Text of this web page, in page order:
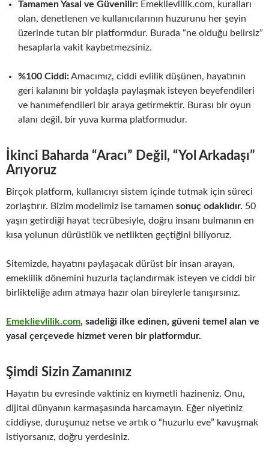
Tamamen Yasal ve Güvenilir: Emeklievlilik.com, kuralları
olan, denetlenen ve kullanıcılarının huzurunu her şeyin
üzerinde tutan bir platformdur. Burada “ne olduğu belirsiz”
hesaplarla vakit kaybetmezsiniz.
%100 Ciddi:Amacımız, ciddi evlilik düşünen, hayatının
geri kalanını bir yoldaşla paylaşmak isteyen beyefendileri
ve hanımefendileri bir araya getirmektir. Burası bir oyun
alanı değil, bir yuva kurma platformudur.
İkinci Baharda “Aracı” Değil, “Yol Arkadaşı”
Arıyoruz
Birçok platform, kullanıcıyı sistem içinde tutmak için süreci
zorlaştırır. Bizim modelimiz ise tamamen sonuç odaklıdır. 50
yaşın getirdiği hayat tecrübesiyle, doğru insanı bulmanın en
kısa yolunun dürüstlük ve netlikten geçtiğini biliyoruz.
Sitemizde, hayatını paylaşacak dürüst bir insan arayan,
emeklilik dönemini huzurla taçlandırmak isteyen ve ciddi bir
birlikteliğe adım atmaya hazır olan bireylerle tanışırsınız.
Emeklievlilik.com, sadeliği ilke edinen, güveni temel alan ve
yasal çerçevede hizmet veren bir platformdur.
Şimdi Sizin Zamanınız
Hayatın bu evresinde vaktiniz en kıymetli hazineniz. Onu,
dijital dünyanın karmaşasında harcamayın. Eğer niyetiniz
ciddiyse, duruşunuz netse ve artık o “huzurlu eve” kavuşmak
istiyorsanız, doğru yerdesiniz.